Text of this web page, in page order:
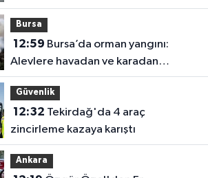
yararlandı
Bursa
12:59
Alevlere havadan ve karadan
müdahale
Güvenlik
12:32
zincirleme kazaya karıştı
Ankara